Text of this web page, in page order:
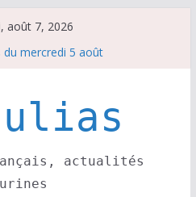
août 7, 2026
du mercredi 5 août
– novilleros –
du jeudi 6 août
actualités